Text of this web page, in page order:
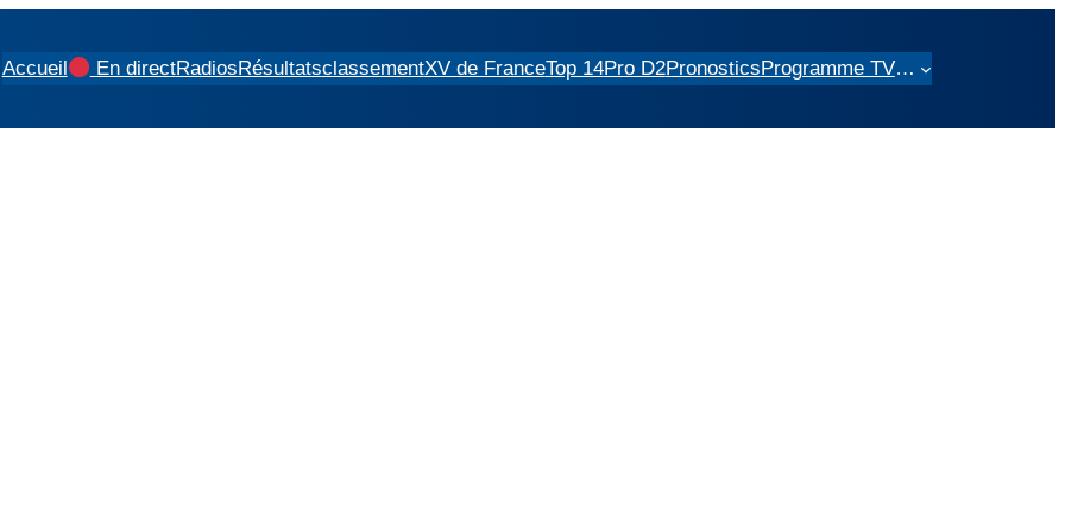
Accueil En directRadiosRésultatsclassementXV de FranceTop 14Pro D2PronosticsProgramme TV…